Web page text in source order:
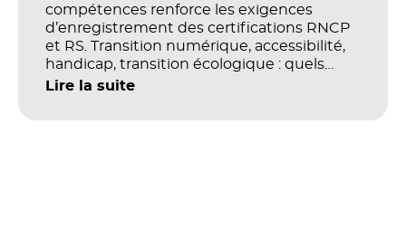
compétences renforce les exigences
d’enregistrement des certifications RNCP
et RS. Transition numérique, accessibilité,
handicap, transition écologique : quels
impacts concrets pour les référentiels dans
Lire la suite